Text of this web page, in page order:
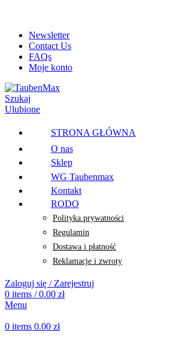
Newsletter
Contact Us
FAQs
Moje konto
Szukaj
Ulubione
STRONA GŁÓWNA
O nas
Sklep
WG Taubenmax
Kontakt
RODO
Polityka prywatności
Regulamin
Dostawa i płatność
Reklamacje i zwroty
Zaloguj się / Zarejestruj
0 items / 0.00 zł
Menu
0 items 0.00 zł